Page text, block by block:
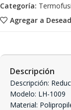
Agregar a
Categoría:
Descripción
Descripción:
Modelo: LH-1009
Material: